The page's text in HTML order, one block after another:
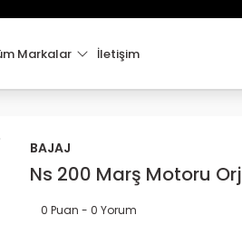
!
Markalar İletişim
BAJAJ
Ns 200 Marş Motoru Orj
0 Puan - 0 Yorum